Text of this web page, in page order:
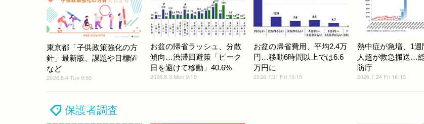
東京都「子供政策強化の方
針」最新版、課題や目標値
など
2026.8.4 Tue 9:50
お盆の帰省ラッシュ、分散
傾向…渋滞回避策「ピーク
日を避けて移動」40.6%
2026.8.3 Mon 9:15
お盆の帰省費用、平均2.4万
円…移動6時間以上では6.6
万円に
2026.7.31 Fri 15:15
熱中症が急増、1週
人超が救急搬送…
防庁
2026.7.24 Fri 16:15
保護者調査